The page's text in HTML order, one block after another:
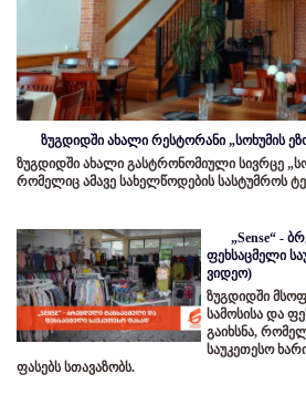
ზუგდიდში ახალი რესტორანი „სოხუმის
ზუგდიდში ახალი გასტრონომიული სივრცე
რომელიც ამავე სახელწოდების სასტუმროს
„Sense“ -
ფეხსაცმელი
ვიდეო)
ზუგდიდში
სამოსისა და
გაიხსნა,
საუკეთესო
ფასებს სთავაზობს.